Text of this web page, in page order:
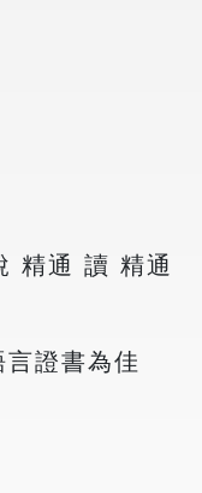
精通 讀 精通
證書為佳